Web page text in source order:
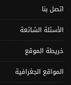
اتصل بنا
الأسئلة الشائعة
خريطة الموقع
المواقع الجغرافية